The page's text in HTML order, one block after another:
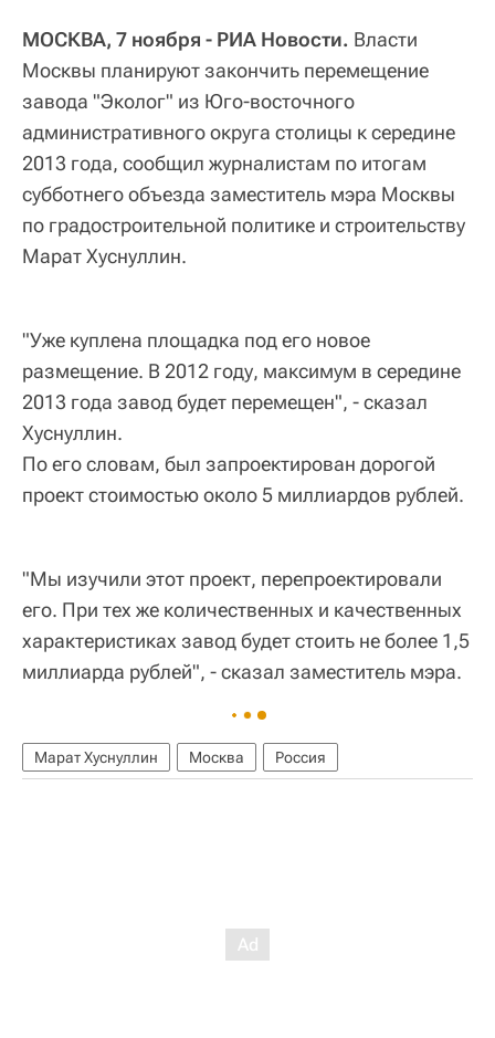
МОСКВА, 7 ноября - РИА Новости. Власти
Москвы планируют закончить перемещение
завода "Эколог" из Юго-восточного
административного округа столицы к середине
2013 года, сообщил журналистам по итогам
субботнего объезда заместитель мэра Москвы
по градостроительной политике и строительству
Марат Хуснуллин.
"Уже куплена площадка под его новое
размещение. В 2012 году, максимум в середине
2013 года завод будет перемещен", - сказал
Хуснуллин.
По его словам, был запроектирован дорогой
проект стоимостью около 5 миллиардов рублей.
"Мы изучили этот проект, перепроектировали
его. При тех же количественных и качественных
характеристиках завод будет стоить не более 1,5
миллиарда рублей", - сказал заместитель мэра.
Марат Хуснуллин Москва Россия